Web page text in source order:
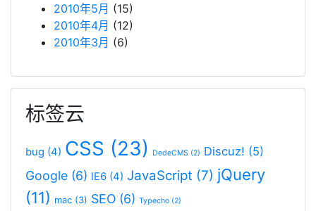
2010年5月 (15)
2010年4月 (12)
2010年3月 (6)
标签云
bug (4) CSS (23) DedeCMS (2) Discuz! (5)
Google (6) IE6 (4) JavaScript (7) jQuery
(11) mac (3) SEO (6) Typecho (2)